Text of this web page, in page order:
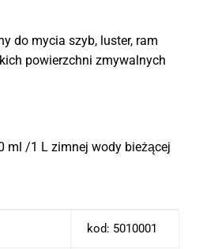
do mycia szyb, luster, ram
powierzchni zmywalnych
ml /1 L zimnej wody bieżącej
kod: 5010001